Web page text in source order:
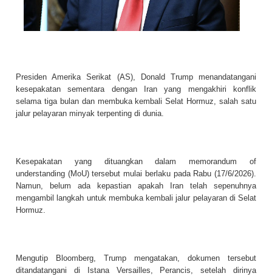
Presiden Amerika Serikat (AS), Donald Trump menandatangani
kesepakatan sementara dengan Iran yang mengakhiri konflik
selama tiga bulan dan membuka kembali Selat Hormuz, salah satu
jalur pelayaran minyak terpenting di dunia.
Kesepakatan yang dituangkan dalam memorandum of
understanding (MoU) tersebut mulai berlaku pada Rabu (17/6/2026).
Namun, belum ada kepastian apakah Iran telah sepenuhnya
mengambil langkah untuk membuka kembali jalur pelayaran di Selat
Hormuz.
Mengutip Bloomberg, Trump mengatakan, dokumen tersebut
ditandatangani di Istana Versailles, Perancis, setelah dirinya